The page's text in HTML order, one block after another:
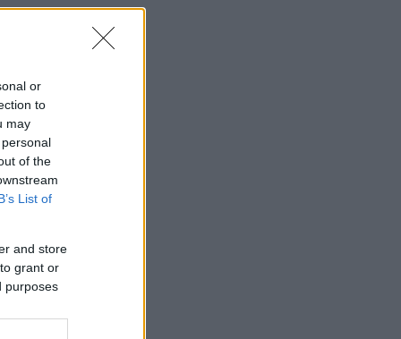
or
to
may
of the
List of
and store
grant or
purposes